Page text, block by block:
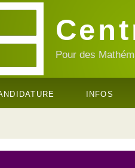
Pour des
INFOS